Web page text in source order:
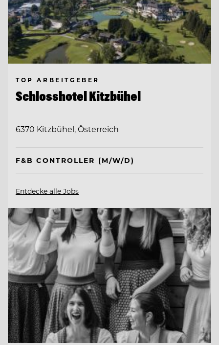
TOP ARBEITGEBER
Schlosshotel Kitzbühel
6370 Kitzbühel, Österreich
F&B CONTROLLER (M/W/D)
Entdecke alle Jobs